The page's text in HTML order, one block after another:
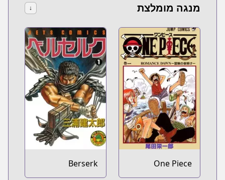
מנגה מומלצת ↓
One Piece
Berserk